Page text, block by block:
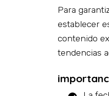
Para
establecer
contenido
tendencias